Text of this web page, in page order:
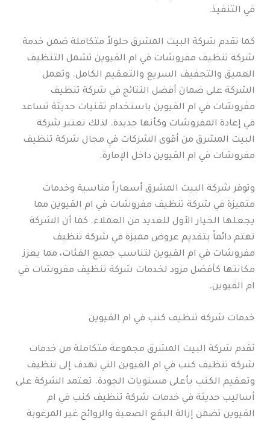
في التنفيذ.
كما تقدم شركة البيت المشرق حلولاً متكاملة ضمن خدمة
شركة تنظيف مفروشات في ام القيوين تشمل التنظيف
العميق والتجفيف السريع والتعقيم الكامل. وتعمل
الشركة على ضمان أفضل النتائج في شركة تنظيف
مفروشات في ام القيوين باستخدام تقنيات حديثة تساعد
في إعادة المفروشات وكأنها جديدة. لذلك تعتبر شركة
البيت المشرق من أقوى الشركات في مجال شركة تنظيف
مفروشات في ام القيوين داخل الإمارة.
وتوفر شركة البيت المشرق أسعاراً مناسبة وخدمات
متميزة في شركة تنظيف مفروشات في ام القيوين مما
يجعلها الخيار الأول للعديد من العملاء. كما أن الشركة
تهتم دائماً بتقديم عروض مميزة في شركة تنظيف
مفروشات في ام القيوين لتناسب جميع الفئات، مما يعزز
مكانتها كأفضل مزود لخدمات شركة تنظيف مفروشات في
ام القيوين.
خدمات شركة تنظيف كنب في ام القيوين
تقدم شركة البيت المشرق مجموعة متكاملة من خدمات
شركة تنظيف كنب في ام القيوين التي تهدف إلى تنظيف
وتعقيم الكنب بأعلى مستويات الجودة. تعتمد الشركة على
أساليب حديثة في خدمات شركة تنظيف كنب في ام
القيوين تضمن إزالة البقع الصعبة والروائح غير المرغوبة